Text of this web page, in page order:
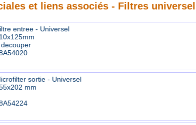
et liens associés - Filtres
entree - Universel
decouper
sortie - Universel
mm